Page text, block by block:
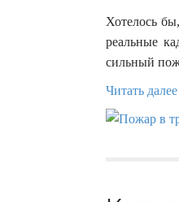
Хотелось
реальные
сильный
Читать